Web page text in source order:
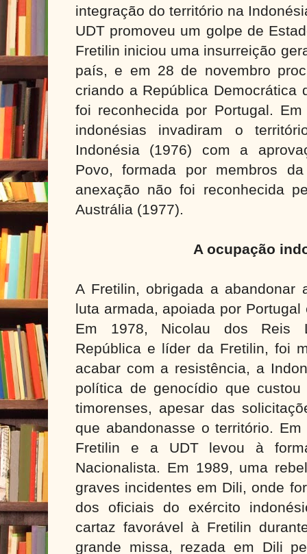
integração do território na
UDT promoveu um golpe de
Fretilin iniciou uma insurreição
país, e em 28 de novembro
criando a República Democrática
foi reconhecida por Portugal.
indonésias invadiram o
Indonésia (1976) com a
Povo, formada por membros
anexação não foi reconhecida
Austrália (1977).
A ocupação
A Fretilin, obrigada a abandonar
luta armada, apoiada por
Em 1978, Nicolau dos Reis
República e líder da Fretilin, foi
acabar com a resistência, a
política de genocídio que
timorenses, apesar das
que abandonasse o território.
Fretilin e a UDT levou à
Nacionalista. Em 1989, uma
graves incidentes em Dili, onde
dos oficiais do exército
cartaz favorável à Fretilin
grande missa, rezada em Dili